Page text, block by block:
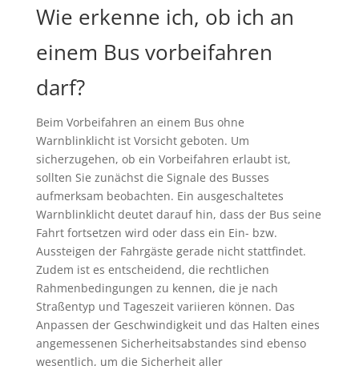
Wie erkenne ich, ob ich an
einem Bus vorbeifahren
darf?
Beim Vorbeifahren an einem Bus ohne
Warnblinklicht ist Vorsicht geboten. Um
sicherzugehen, ob ein Vorbeifahren erlaubt ist,
sollten Sie zunächst die Signale des Busses
aufmerksam beobachten. Ein ausgeschaltetes
Warnblinklicht deutet darauf hin, dass der Bus seine
Fahrt fortsetzen wird oder dass ein Ein- bzw.
Aussteigen der Fahrgäste gerade nicht stattfindet.
Zudem ist es entscheidend, die rechtlichen
Rahmenbedingungen zu kennen, die je nach
Straßentyp und Tageszeit variieren können. Das
Anpassen der Geschwindigkeit und das Halten eines
angemessenen Sicherheitsabstandes sind ebenso
wesentlich, um die Sicherheit aller